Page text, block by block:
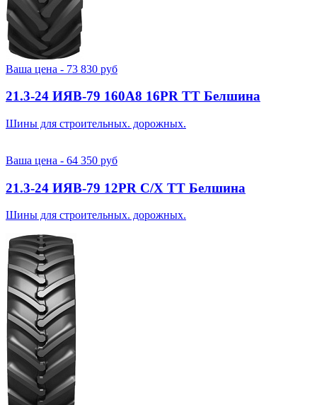
Ваша цена - 73 830 руб
21.3-24 ИЯВ-79 160A8 16PR TT Белшина
Шины для строительных. дорожных.
Ваша цена - 64 350 руб
21.3-24 ИЯВ-79 12PR С/Х TT Белшина
Шины для строительных. дорожных.